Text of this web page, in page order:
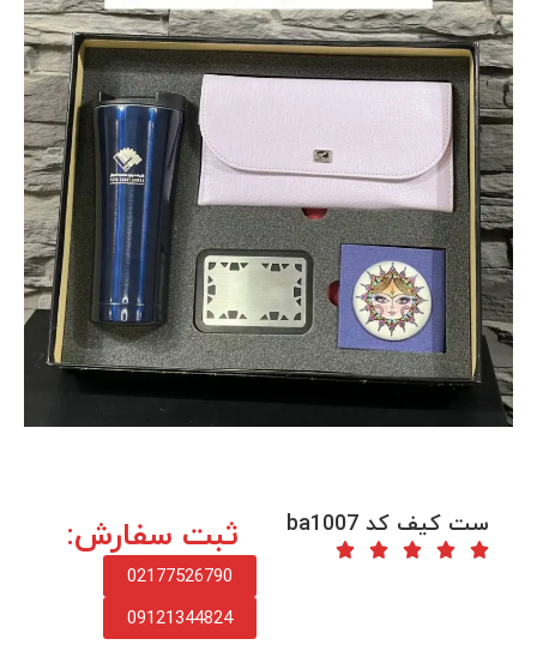
ست کیف کد ba1007 ثبت سفارش:
02177526790
09121344824